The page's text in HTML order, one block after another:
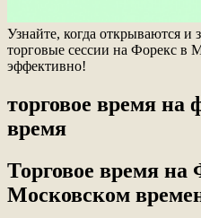
Узнайте, когда открываются и
торговые сессии на Форекс в
эффективно!
торговое время на
время
Торговое время на
Московском